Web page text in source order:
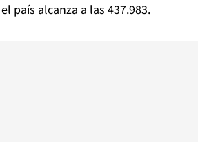
país alcanza a las 437.983.